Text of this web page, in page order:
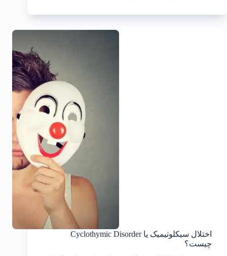
اختلال سیکلوتیمیک یا Cyclothymic Disorder
چیست؟